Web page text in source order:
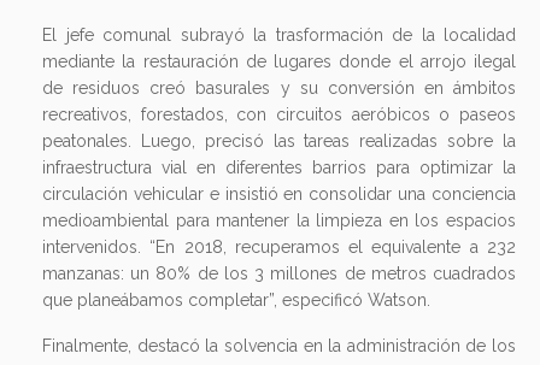
El jefe comunal subrayó la trasformación de la localidad
mediante la restauración de lugares donde el arrojo ilegal
de residuos creó basurales y su conversión en ámbitos
recreativos, forestados, con circuitos aeróbicos o paseos
peatonales. Luego, precisó las tareas realizadas sobre la
infraestructura vial en diferentes barrios para optimizar la
circulación vehicular e insistió en consolidar una conciencia
medioambiental para mantener la limpieza en los espacios
intervenidos. “En 2018, recuperamos el equivalente a 232
manzanas: un 80% de los 3 millones de metros cuadrados
que planeábamos completar”, especificó Watson.
Finalmente, destacó la solvencia en la administración de los